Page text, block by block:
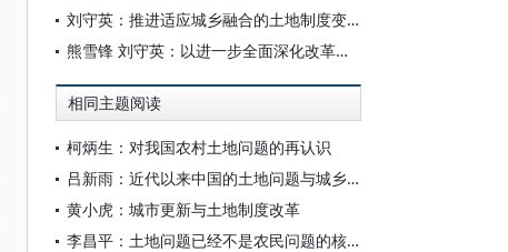
刘守英：推进适应城乡融合的土地制度变革
熊雪锋 刘守英：以进一步全面深化改革推进农业农村现代化
相同主题阅读
柯炳生：对我国农村土地问题的再认识
吕新雨：近代以来中国的土地问题与城乡关系再认识
黄小虎：城市更新与土地制度改革
李昌平：土地问题已经不是农民问题的核心